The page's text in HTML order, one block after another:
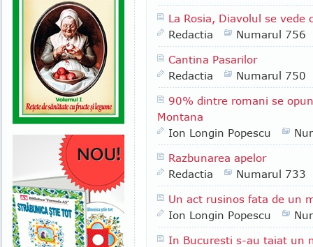
La Rosia, Diavolul se vede
Redactia
Numarul 756
Cantina Pasarilor
Redactia
Numarul 750
90% dintre romani se
Montana
Ion Longin Popescu
Razbunarea apelor
Redactia
Numarul 733
Un act rusinos fata de un
Ion Longin Popescu
In Bucuresti s-au taiat un